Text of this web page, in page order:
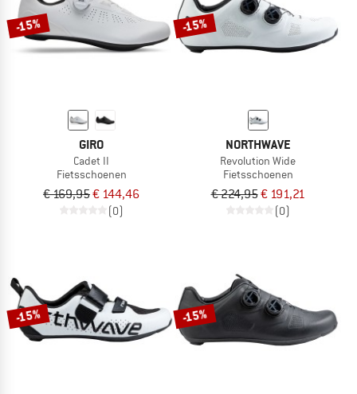
-15%
GIRO
Cadet II
Fietsschoenen
€ 169,95€ 144,46
(0)
-15%
NORTHWAVE
Revolution Wide
Fietsschoenen
€ 224,95€ 191,21
(0)
-15% -15%